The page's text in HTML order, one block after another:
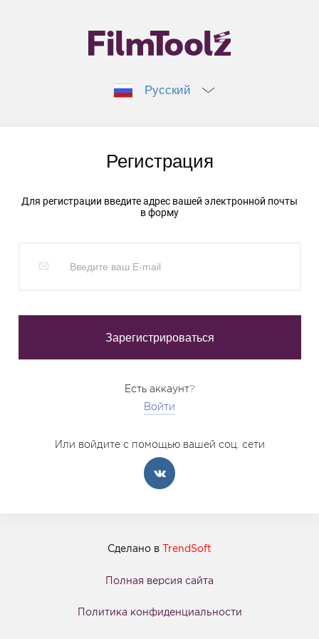
Русский
Регистрация
Для регистрации введите адрес вашей электронной почты
в форму
Есть аккаунт?
Войти
Или войдите с помощью вашей соц. сети
Сделано в TrendSoft
Полная версия сайта
Политика конфиденциальности